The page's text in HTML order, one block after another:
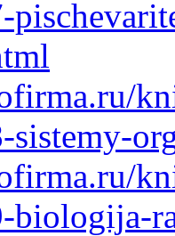
sistemy-
biologija-